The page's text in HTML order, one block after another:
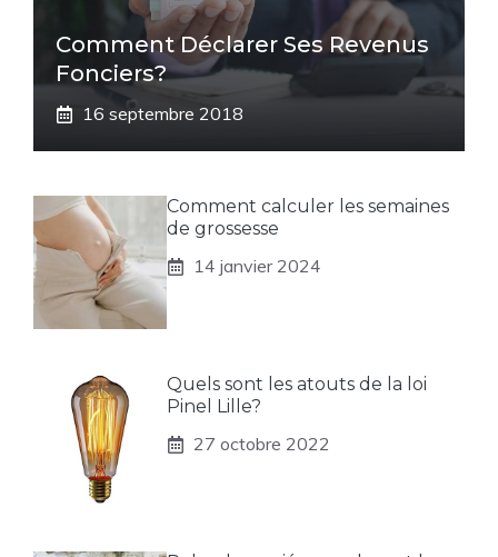
Comment Déclarer Ses Revenus
Fonciers?
16 septembre 2018
Comment calculer les semaines
de grossesse
14 janvier 2024
Quels sont les atouts de la loi
Pinel Lille?
27 octobre 2022